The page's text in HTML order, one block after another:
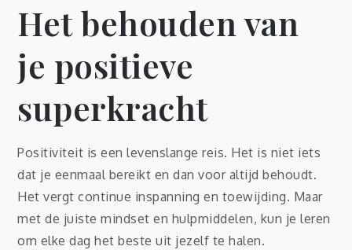
Het behouden van
je positieve
superkracht
Positiviteit is een levenslange reis. Het is niet iets
dat je eenmaal bereikt en dan voor altijd behoudt.
Het vergt continue inspanning en toewijding. Maar
met de juiste mindset en hulpmiddelen, kun je leren
om elke dag het beste uit jezelf te halen.